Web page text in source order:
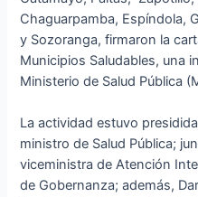
Chaguarpamba, Espíndola,
y Sozoranga, firmaron la
Municipios Saludables, una
Ministerio de Salud Pública
La actividad estuvo
ministro de Salud Pública;
viceministra de Atención
de Gobernanza; además,